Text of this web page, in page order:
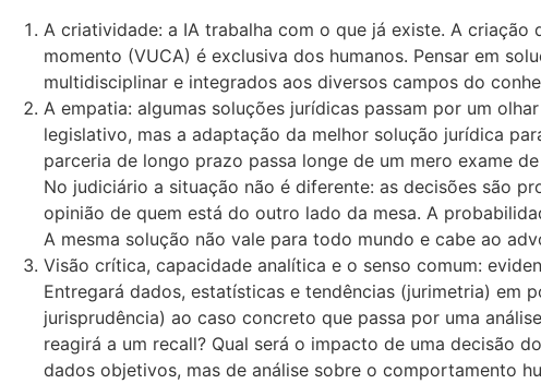
A criatividade: a IA trabalha com o que já existe. A
momento (VUCA) é exclusiva dos humanos. Pensar em
multidisciplinar e integrados aos diversos campos do
A empatia: algumas soluções jurídicas passam por um
legislativo, mas a adaptação da melhor solução jurídica
parceria de longo prazo passa longe de um mero exame
No judiciário a situação não é diferente: as decisões são
opinião de quem está do outro lado da mesa. A
A mesma solução não vale para todo mundo e cabe ao
Visão crítica, capacidade analítica e o senso comum:
Entregará dados, estatísticas e tendências (jurimetria) em
jurisprudência) ao caso concreto que passa por uma
reagirá a um recall? Qual será o impacto de uma decisão
dados objetivos, mas de análise sobre o comportamento